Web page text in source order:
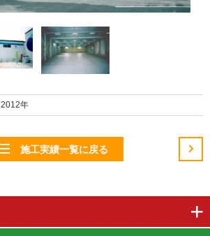
2012年
施工実績一覧に戻る